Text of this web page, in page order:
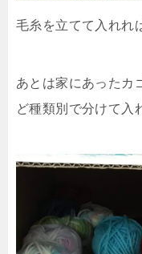
毛糸を立てて入れれ
あとは家にあったカ
ど種類別で分けて入